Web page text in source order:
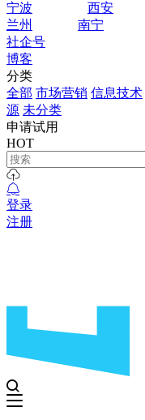
宁波
西安
兰州
南宁
社企号
博客
分类
全部 市场营销 信息技术
源 未分类
申请试用
HOT
登录
注册